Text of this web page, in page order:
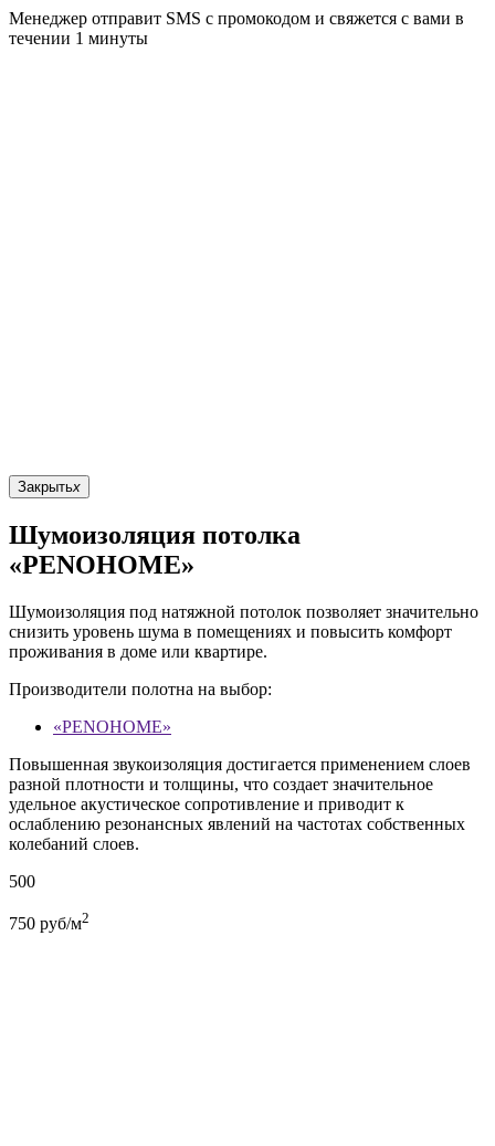
Менеджер отправит SMS с промокодом и свяжется с вами в
течении 1 минуты
Закрытьx
Шумоизоляция потолка
«PENOHOME»
Шумоизоляция под натяжной потолок позволяет значительно
снизить уровень шума в помещениях и повысить комфорт
проживания в доме или квартире.
Производители полотна на выбор:
«PENOHOME»
Повышенная звукоизоляция достигается применением слоев
разной плотности и толщины, что создает значительное
удельное акустическое сопротивление и приводит к
ослаблению резонансных явлений на частотах собственных
колебаний слоев.
500
750 руб/м2